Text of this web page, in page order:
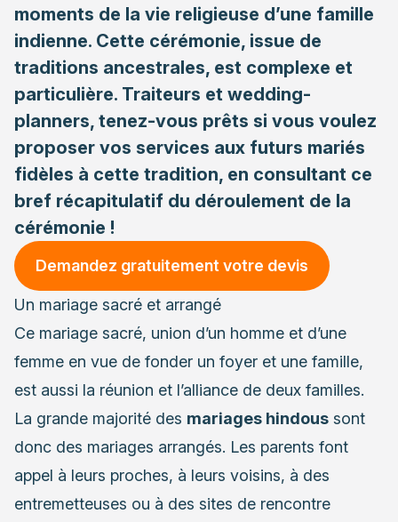
moments de la vie religieuse d’une famille
indienne. Cette cérémonie, issue de
traditions ancestrales, est complexe et
particulière. Traiteurs et wedding-
planners, tenez-vous prêts si vous voulez
proposer vos services aux futurs mariés
fidèles à cette tradition, en consultant ce
bref récapitulatif du déroulement de la
cérémonie !
Demandez gratuitement votre devis
Un mariage sacré et arrangé
Ce mariage sacré, union d’un homme et d’une
femme en vue de fonder un foyer et une famille,
est aussi la réunion et l’alliance de deux familles.
La grande majorité des mariages hindous sont
donc des mariages arrangés. Les parents font
appel à leurs proches, à leurs voisins, à des
entremetteuses ou à des sites de rencontre